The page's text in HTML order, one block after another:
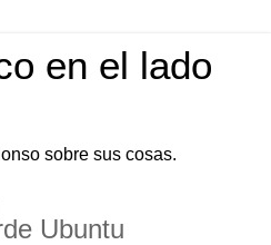
en el lado
sobre sus cosas.
Ubuntu